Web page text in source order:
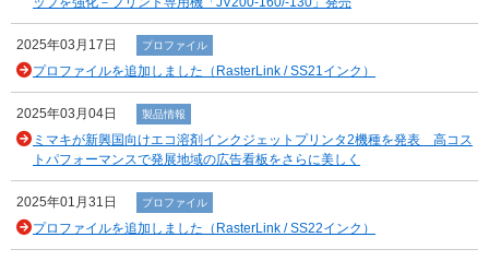
2025年03月17日 プロファイル
プロファイルを追加しました（RasterLink / SS21インク）
2025年03月04日 製品情報
ミマキが新興国向けエコ溶剤インクジェットプリンタ2機種を発表 高コス
トパフォーマンスで発展地域の広告看板をさらに美しく
2025年01月31日 プロファイル
プロファイルを追加しました（RasterLink / SS22インク）